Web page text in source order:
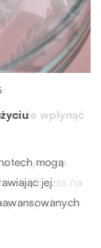
i borderline
Aspergera,
symptomy
mogą
jej
wpłynąć
wpływa na
czas na
zdrowia